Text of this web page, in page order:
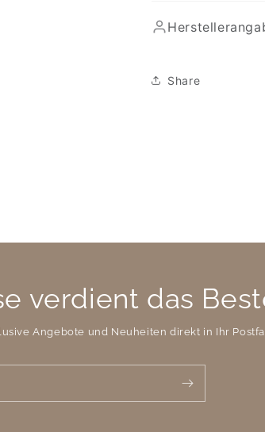
Share
verdient das
Angebote und Neuheiten direkt in Ihr